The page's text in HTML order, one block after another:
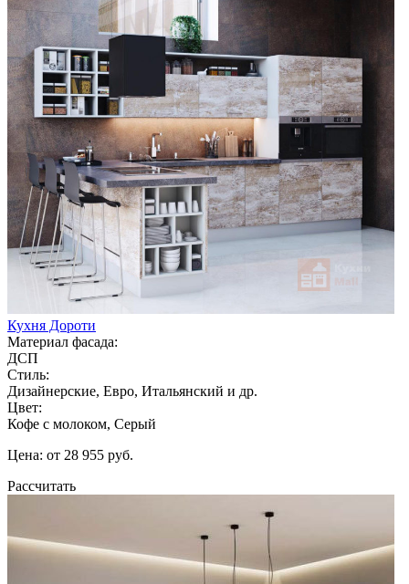
Кухня Дороти
Материал фасада:
ДСП
Стиль:
Дизайнерские, Евро, Итальянский и др.
Цвет:
Кофе с молоком, Серый
Цена: от 28 955 руб.
Рассчитать